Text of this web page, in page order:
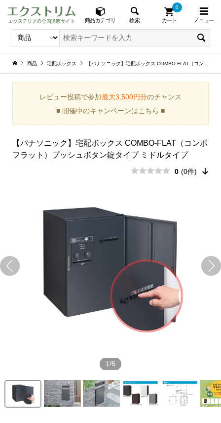
商品カテゴリ 検索 カート
0
メニュー
商品 宅配ボックス 【パナソニック】宅配ボックス COMBO-FLAT（コンボフラット）プッシュボタン錠タイプ ミドルタイプ
レビュー投稿で参加最大3,500円分のチャンス
■ 開催中のキャンペーンはこちら ■
【パナソニック】宅配ボックス COMBO-FLAT（コンボ
フラット）プッシュボタン錠タイプ ミドルタイプ
0 (0件)
1/6